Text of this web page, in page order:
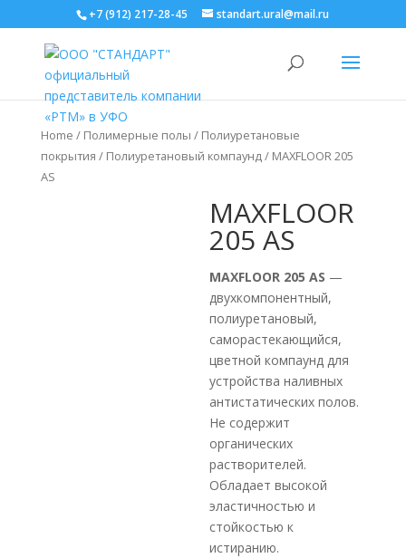
+7 (912) 217-28-45 standart.ural@mail.ru
Home / Полимерные полы / Полиуретановые
покрытия / Полиуретановый компаунд/ MAXFLOOR 205
AS
MAXFLOOR
205 AS
MAXFLOOR 205 AS —
двухкомпонентный,
полиуретановый,
саморастекающийся,
цветной компаунд для
устройства наливных
антистатических полов.
Не содержит
органических
растворителей.
Обладает высокой
эластичностью и
стойкостью к
истиранию.